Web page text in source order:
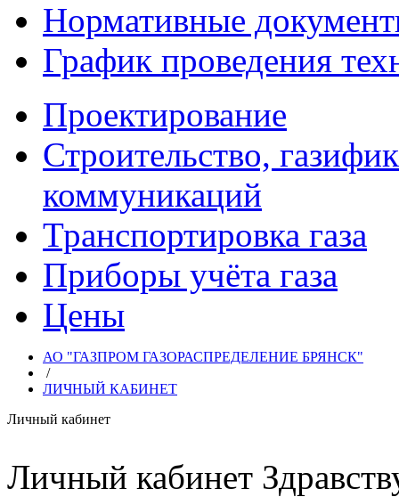
Нормативные
График проведения
Проектирование
Строительство,
коммуникаций
Транспортировка газа
Приборы учёта газа
Цены
АО "ГАЗПРОМ ГАЗОРАСПРЕДЕЛЕНИЕ БРЯНСК"
/
ЛИЧНЫЙ КАБИНЕТ
Личный кабинет
Личный кабинет